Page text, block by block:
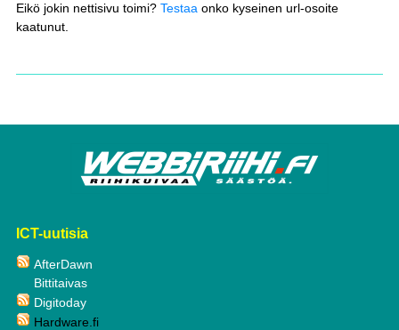
Eikö jokin nettisivu toimi? Testaa onko kyseinen url-osoite
kaatunut.
ICT-uutisia
AfterDawn
Bittitaivas
Digitoday
Hardware.fi